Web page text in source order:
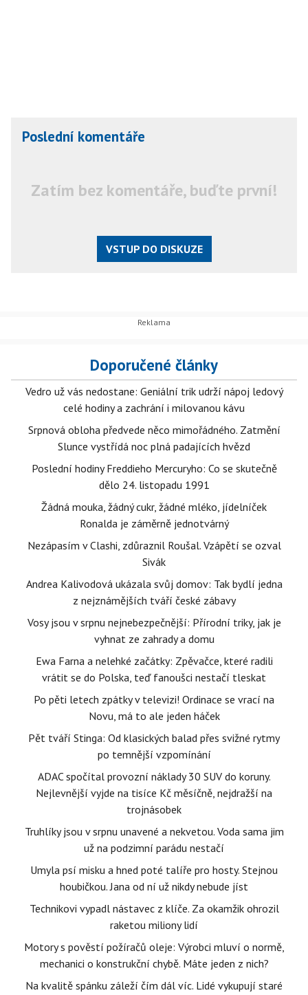
Poslední komentáře
Zatím bez komentáře, buďte první!
VSTUP DO DISKUZE
Doporučené články
Vedro už vás nedostane: Geniální trik udrží nápoj ledový
celé hodiny a zachrání i milovanou kávu
Srpnová obloha předvede něco mimořádného. Zatmění
Slunce vystřídá noc plná padajících hvězd
Poslední hodiny Freddieho Mercuryho: Co se skutečně
dělo 24. listopadu 1991
Žádná mouka, žádný cukr, žádné mléko, jídelníček
Ronalda je záměrně jednotvárný
Nezápasím v Clashi, zdůraznil Roušal. Vzápětí se ozval
Sivák
Andrea Kalivodová ukázala svůj domov: Tak bydlí jedna
z nejznámějších tváří české zábavy
Vosy jsou v srpnu nejnebezpečnější: Přírodní triky, jak je
vyhnat ze zahrady a domu
Ewa Farna a nelehké začátky: Zpěvačce, které radili
vrátit se do Polska, teď fanoušci nestačí tleskat
Po pěti letech zpátky v televizi! Ordinace se vrací na
Novu, má to ale jeden háček
Pět tváří Stinga: Od klasických balad přes svižné rytmy
po temnější vzpomínání
ADAC spočítal provozní náklady 30 SUV do koruny.
Nejlevnější vyjde na tisíce Kč měsíčně, nejdražší na
trojnásobek
Truhlíky jsou v srpnu unavené a nekvetou. Voda sama jim
už na podzimní parádu nestačí
Umyla psí misku a hned poté talíře pro hosty. Stejnou
houbičkou. Jana od ní už nikdy nebude jíst
Technikovi vypadl nástavec z klíče. Za okamžik ohrozil
raketou miliony lidí
Motory s pověstí požíračů oleje: Výrobci mluví o normě,
mechanici o konstrukční chybě. Máte jeden z nich?
Na kvalitě spánku záleží čím dál víc. Lidé vykupují staré